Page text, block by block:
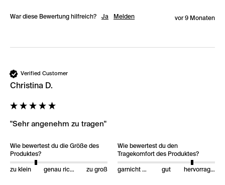
War diese Bewertung hilfreich? Ja Melden vor 9 Monaten
Verified Customer
Christina D.
"Sehr angenehm zu tragen"
Wie bewertest du die Größe des
Produktes?
zu klein genau richtig zu groß
Wie bewertest du den
Tragekomfort des Produktes?
garnicht gut gut hervorragend